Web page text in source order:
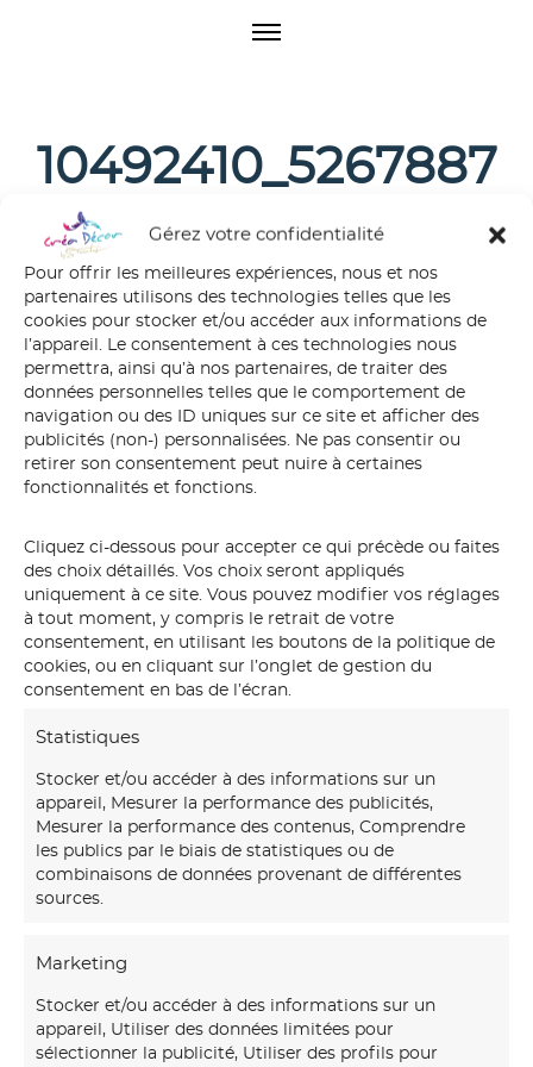
Gérez votre confidentialité
Pour offrir les meilleures expériences, nous et nos
partenaires utilisons des technologies telles que les
cookies pour stocker et/ou accéder aux informations de
l’appareil. Le consentement à ces technologies nous
permettra, ainsi qu’à nos partenaires, de traiter des
données personnelles telles que le comportement de
navigation ou des ID uniques sur ce site et afficher des
publicités (non-) personnalisées. Ne pas consentir ou
retirer son consentement peut nuire à certaines
fonctionnalités et fonctions.
Cliquez ci-dessous pour accepter ce qui précède ou faites
des choix détaillés. Vos choix seront appliqués
uniquement à ce site. Vous pouvez modifier vos réglages
à tout moment, y compris le retrait de votre
consentement, en utilisant les boutons de la politique de
cookies, ou en cliquant sur l’onglet de gestion du
consentement en bas de l’écran.
Statistiques
Stocker et/ou accéder à des informations sur un
appareil, Mesurer la performance des publicités,
Mesurer la performance des contenus, Comprendre
les publics par le biais de statistiques ou de
combinaisons de données provenant de différentes
sources.
Marketing
Stocker et/ou accéder à des informations sur un
appareil, Utiliser des données limitées pour
sélectionner la publicité, Utiliser des profils pour
O
e
n
10492410_5267887
17443903_3032872
165599587571_n
murs avec des fresques et papiers peints sur-mesure,
uniques et immersifs.